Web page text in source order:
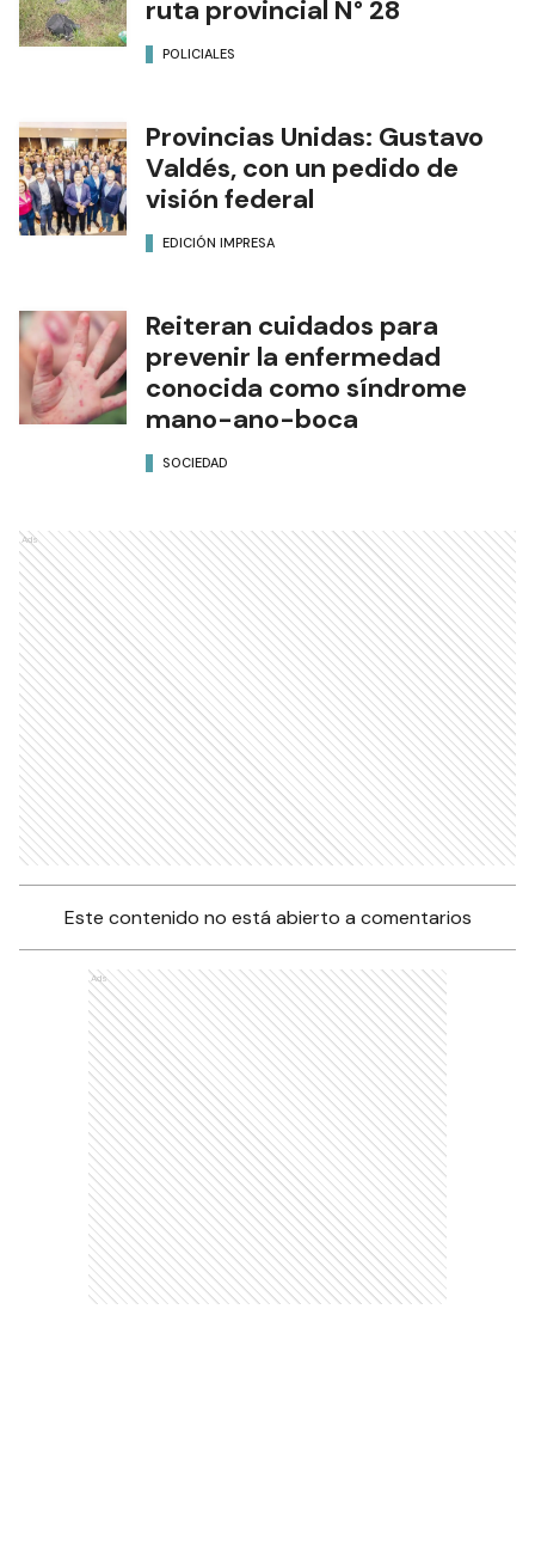
ruta provincial N° 28
POLICIALES
Provincias Unidas: Gustavo
Valdés, con un pedido de
visión federal
EDICIÓN IMPRESA
Reiteran cuidados para
prevenir la enfermedad
conocida como síndrome
mano-ano-boca
SOCIEDAD
Ads
Este contenido no está abierto a comentarios
Ads